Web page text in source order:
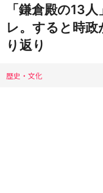
「鎌倉殿の13
レ。すると時
り返り
歴史・文化